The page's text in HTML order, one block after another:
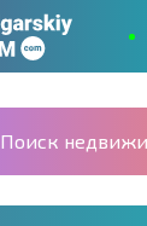
Поиск